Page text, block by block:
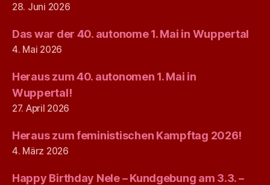
28. Juni 2026
Das war der 40. autonome 1. Mai in Wuppertal
4. Mai 2026
Heraus zum 40. autonomen 1. Mai in
Wuppertal!
27. April 2026
Heraus zum feministischen Kampftag 2026!
4. März 2026
Happy Birthday Nele – Kundgebung am 3.3. –